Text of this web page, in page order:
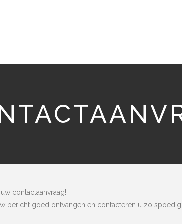
contactaanvraag!
bericht goed ontvangen en contacteren u zo